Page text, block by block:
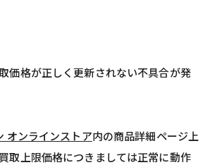
価格が正しく更新されない不具合が発
オンラインストア内の商品詳細ページ上
取上限価格につきましては正常に動作